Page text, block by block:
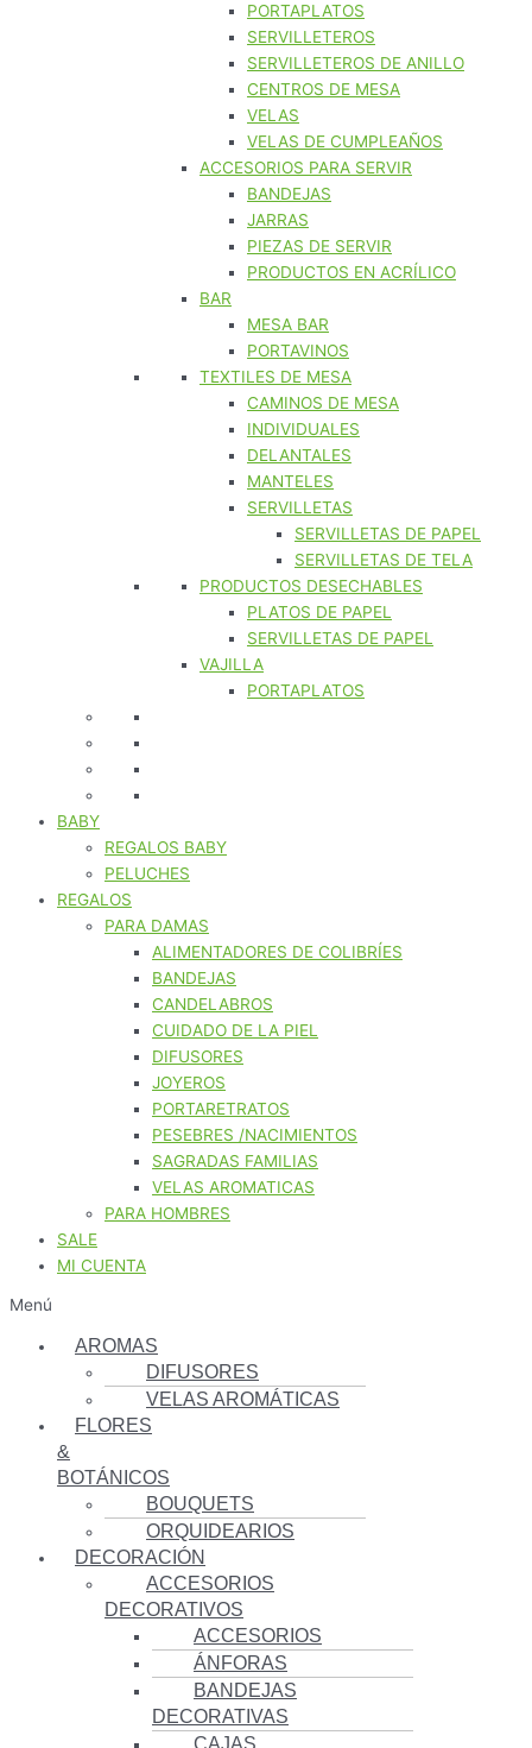
PORTAPLATOS
SERVILLETEROS
SERVILLETEROS DE ANILLO
CENTROS DE MESA
VELAS
VELAS DE CUMPLEAÑOS
ACCESORIOS PARA SERVIR
BANDEJAS
JARRAS
PIEZAS DE SERVIR
PRODUCTOS EN ACRÍLICO
BAR
MESA BAR
PORTAVINOS
TEXTILES DE MESA
CAMINOS DE MESA
INDIVIDUALES
DELANTALES
MANTELES
SERVILLETAS
SERVILLETAS DE PAPEL
SERVILLETAS DE TELA
PRODUCTOS DESECHABLES
PLATOS DE PAPEL
SERVILLETAS DE PAPEL
VAJILLA
PORTAPLATOS
BABY
REGALOS BABY
PELUCHES
REGALOS
PARA DAMAS
ALIMENTADORES DE COLIBRÍES
BANDEJAS
CANDELABROS
CUIDADO DE LA PIEL
DIFUSORES
JOYEROS
PORTARETRATOS
PESEBRES /NACIMIENTOS
SAGRADAS FAMILIAS
VELAS AROMATICAS
PARA HOMBRES
SALE
MI CUENTA
Menú
AROMAS
DIFUSORES
VELAS AROMÁTICAS
FLORES
&
BOTÁNICOS
BOUQUETS
ORQUIDEARIOS
DECORACIÓN
ACCESORIOS
DECORATIVOS
ACCESORIOS
ÁNFORAS
BANDEJAS
DECORATIVAS